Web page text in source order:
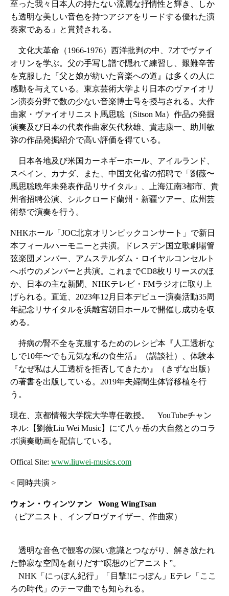
至った我々日本人の持たない流麗な抒情性と輝き、しか
も透明な美しい音色を持つアジアをリードする優れた演
奏家である」と賞賛される。
文化大革命（1966‐1976）西洋批判の中、7才でヴァイ
オリンを学ぶ。父の手写し譜で隠れて練習し、艱難辛苦
を克服した『父と娘が紡いた音楽への道』は多くの人に
感動を与えている。東京芸術大学より日本のヴァイオリ
ン演奏分野で数の少ない音楽博士号を授与される。大作
曲家・ヴァイオリニスト馬思聡（Sitson Ma）作品の発掘
演奏及び日本の代表作曲家矢代秋雄、貴志康一、助川敏
弥の作品発掘紹介で高い評価を得ている。
日本各地及び米国カーネギーホール、アイルランド、
スペイン、カナダ、また、中国文化省の招聘で「劉薇〜
馬思聡晩年未発表作品リサイタル」、上海江南3都市、貴
州省招聘公演、シルクロード蘭州・新疆ツアー、広州芸
術祭で演奏を行う。
NHKホール「JOC北京オリンピックコンサート」で新日
本フィールハーモニーと共演。ドレスデン国立歌劇場管
弦楽団メンバー、アムステルダム・ロイヤルコンセルト
へボウのメンバーと共演。これまでCD8枚リリースのほ
か、日本の主な新聞、NHKテレビ・FMラジオに取り上
げられる。直近、2023年12月日本デビュー演奏活動35周
年記念リサイタルを浜離宮朝日ホールで開催し成功を収
める。
持病の腎不全を克服するためのレシピ本『人工透析な
しで10年〜でも元気な私の食生活』（講談社）、体験本
『なぜ私は人工透析を拒否してきたか』（きずな出版）
の著書を出版している。2019年夫婦間生体腎移植を行
う。
現在、京都情報大学院大学専任教授。 YouTubeチャン
ネル:【劉薇Liu Wei Music】にて八ヶ岳の大自然とのコラ
ボ演奏動画を配信している。
Offical Site: www.liuwei-musics.com
< 同時共演 >
ウォン・ウィンツァン Wong WingTsan
（ピアニスト、インプロヴァイザー、作曲家）
透明な音色で観客の深い意識とつながり、解き放たれ
た静寂な空間を創りだす“瞑想のピアニスト”。
NHK「にっぽん紀行」「目撃!にっぽん」Eテレ「ここ
ろの時代」のテーマ曲でも知られる。